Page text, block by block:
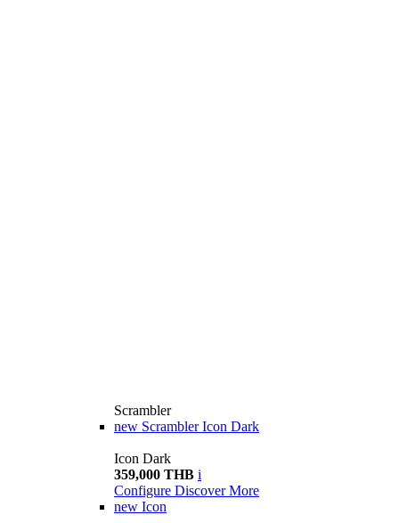
Scrambler
new Scrambler Icon Dark
Icon Dark
359,000 THB i
Configure Discover More
new Icon